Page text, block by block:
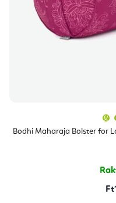
Bodhi Maharaja Bolster for